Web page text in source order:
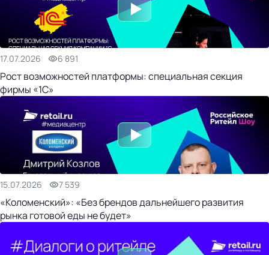
17.07.2026 6 891
Рост возможностей платформы: специальная секция
фирмы «1С»
15.07.2026 7 539
«Коломенский»: «Без брендов дальнейшего развития
рынка готовой еды не будет»